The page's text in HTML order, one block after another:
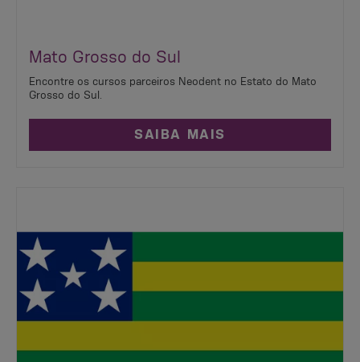
Mato Grosso do Sul
Encontre os cursos parceiros Neodent no Estato do Mato
Grosso do Sul.
SAIBA MAIS